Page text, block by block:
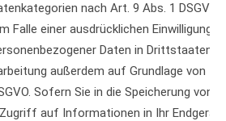
nach Art. 9 Abs. 1 DSGVO
Falle einer ausdrücklichen Einwilligung
Daten in Drittstaaten
außerdem auf Grundlage von
Sofern Sie in die Speicherung von
auf Informationen in Ihr Endgerät